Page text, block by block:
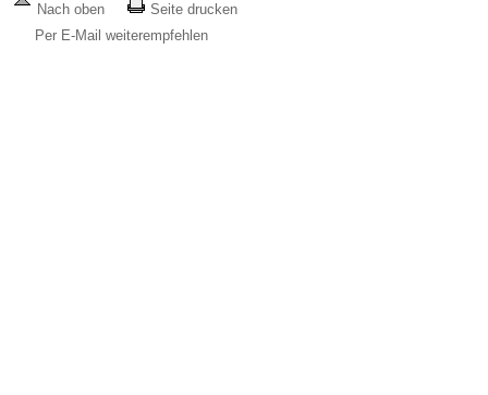
Nach oben
Seite drucken
Per E-Mail weiterempfehlen